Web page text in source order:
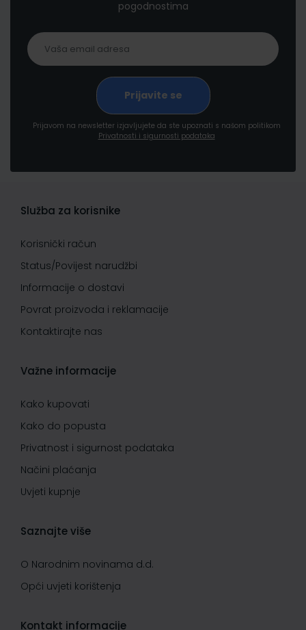
pogodnostima
Prijavom na newsletter izjavljujete da ste upoznati s našom politikom
Privatnosti i sigurnosti podataka
Služba za korisnike
Korisnički račun
Status/Povijest narudžbi
Informacije o dostavi
Povrat proizvoda i reklamacije
Kontaktirajte nas
Važne informacije
Kako kupovati
Kako do popusta
Privatnost i sigurnost podataka
Načini plaćanja
Uvjeti kupnje
Saznajte više
O Narodnim novinama d.d.
Opći uvjeti korištenja
Kontakt informacije